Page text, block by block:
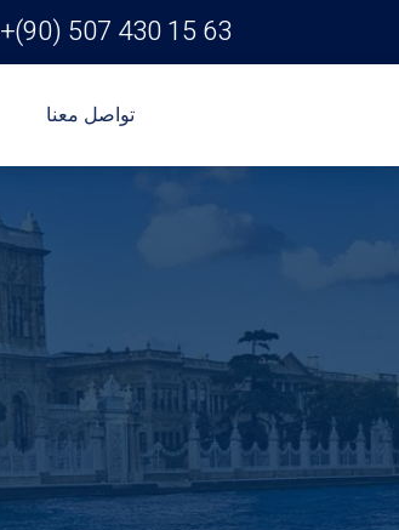
+(90) 507 430 15 63
تواصل معنا